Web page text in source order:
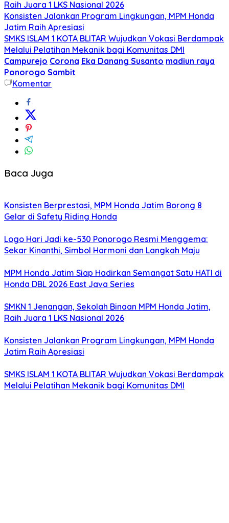
Raih Juara 1 LKS Nasional 2026
Konsisten Jalankan Program Lingkungan, MPM Honda
Jatim Raih Apresiasi
SMKS ISLAM 1 KOTA BLITAR Wujudkan Vokasi Berdampak
Melalui Pelatihan Mekanik bagi Komunitas DMI
Campurejo Corona Eka Danang Susanto madiun raya
Ponorogo Sambit
Komentar
Baca Juga
Konsisten Berprestasi, MPM Honda Jatim Borong 8
Gelar di Safety Riding Honda
Logo Hari Jadi ke-530 Ponorogo Resmi Menggema:
Sekar Kinanthi, Simbol Harmoni dan Langkah Maju
MPM Honda Jatim Siap Hadirkan Semangat Satu HATI di
Honda DBL 2026 East Java Series
SMKN 1 Jenangan, Sekolah Binaan MPM Honda Jatim,
Raih Juara 1 LKS Nasional 2026
Konsisten Jalankan Program Lingkungan, MPM Honda
Jatim Raih Apresiasi
SMKS ISLAM 1 KOTA BLITAR Wujudkan Vokasi Berdampak
Melalui Pelatihan Mekanik bagi Komunitas DMI